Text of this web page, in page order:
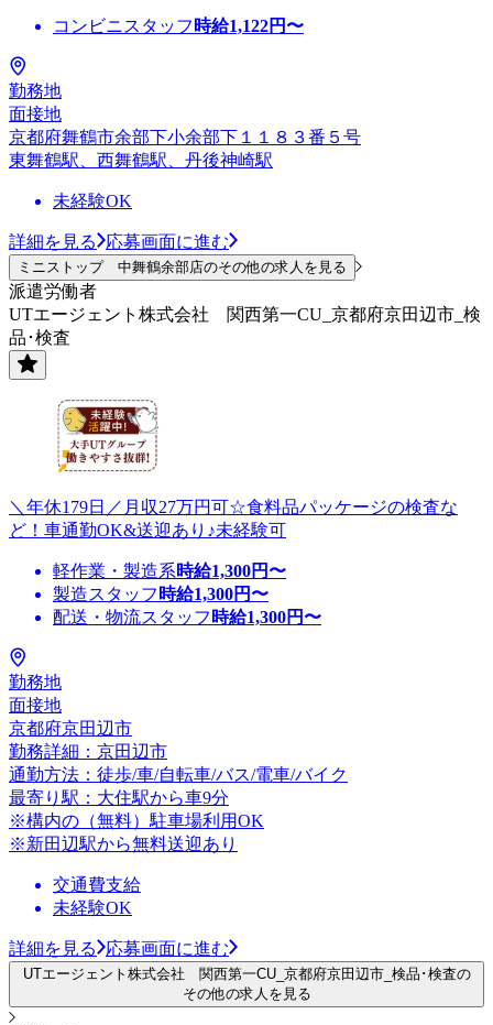
コンビニスタッフ 時給1,122円〜
勤務地
面接地
京都府舞鶴市余部下小余部下１１８３番５号
東舞鶴駅、西舞鶴駅、丹後神崎駅
未経験OK
詳細を見る 応募画面に進む
ミニストップ 中舞鶴余部店のその他の求人を見る
派遣労働者
UTエージェント株式会社 関西第一CU_京都府京田辺市_検
品･検査
＼年休179日／月収27万円可☆食料品パッケージの検査な
ど！車通勤OK&送迎あり♪未経験可
軽作業・製造系時給1,300円〜
製造スタッフ 時給1,300円〜
配送・物流スタッフ 時給1,300円〜
勤務地
面接地
京都府京田辺市
勤務詳細：京田辺市
通勤方法：徒歩/車/自転車/バス/電車/バイク
最寄り駅：大住駅から車9分
※構内の（無料）駐車場利用OK
※新田辺駅から無料送迎あり
交通費支給
未経験OK
詳細を見る 応募画面に進む
UTエージェント株式会社 関西第一CU_京都府京田辺市_検品･検査の
その他の求人を見る